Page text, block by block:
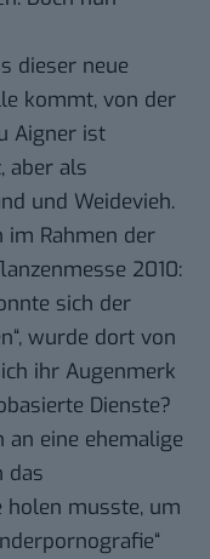
dieser neue
kommt, von der
Aigner ist
aber als
und Weidevieh.
im Rahmen der
2010:
sich der
wurde dort von
ihr Augenmerk
Dienste?
an eine ehemalige
das
musste, um